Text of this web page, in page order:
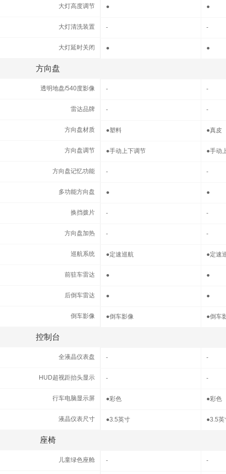
大灯高度调节 ● ●
大灯清洗装置 - -
大灯延时关闭 ● ●
方向盘
透明地盘/540度影像 - -
雷达品牌 - -
方向盘材质 ●塑料 ●真皮
方向盘调节 ●手动上下调节 ●手动
方向盘记忆功能 - -
多功能方向盘 ● ●
换挡拨片 - -
方向盘加热 - -
巡航系统 ●定速巡航 ●定速
前驻车雷达 ● ●
后倒车雷达 ● ●
倒车影像 ●倒车影像 ●倒车
控制台
全液晶仪表盘 - -
HUD超视距抬头显示 - -
行车电脑显示屏 ●彩色 ●彩色
液晶仪表尺寸 ●3.5英寸 ●3.5英
座椅
儿童绿色座舱 - -
大灯高度调节
大灯清洗装置
大灯延时关闭
方向盘
透明地盘/540度影像
雷达品牌
方向盘材质
方向盘调节
方向盘记忆功能
多功能方向盘
换挡拨片
方向盘加热
巡航系统
前驻车雷达
后倒车雷达
倒车影像
控制台
全液晶仪表盘
HUD超视距抬头显示
行车电脑显示屏
液晶仪表尺寸
座椅
儿童绿色座舱